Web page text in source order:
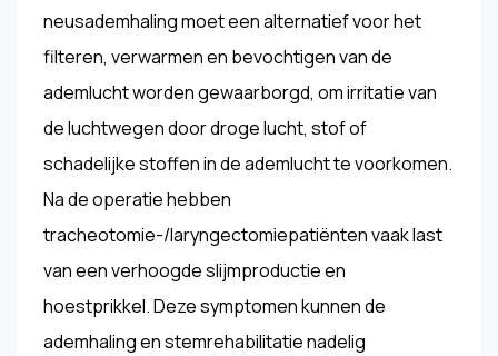
neusademhaling moet een alternatief voor het
filteren, verwarmen en bevochtigen van de
ademlucht worden gewaarborgd, om irritatie van
de luchtwegen door droge lucht, stof of
schadelijke stoffen in de ademlucht te voorkomen.
Na de operatie hebben
tracheotomie-/laryngectomiepatiënten vaak last
van een verhoogde slijmproductie en
hoestprikkel. Deze symptomen kunnen de
ademhaling en stemrehabilitatie nadelig